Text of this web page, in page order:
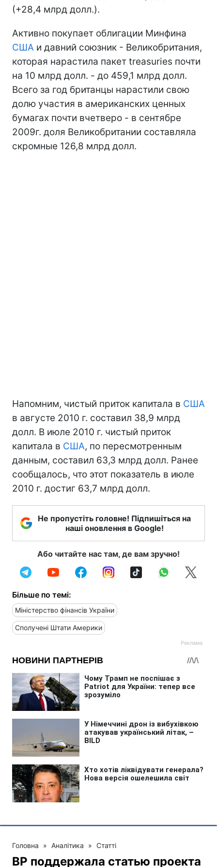
(+28,4 млрд долл.).
Активно покупает облигации Минфина
США и давний союзник - Великобритания,
которая нарастила пакет treasuries почти
на 10 млрд долл. - до 459,1 млрд долл.
Всего за год британцы нарастили свою
долю участия в американских ценных
бумагах почти вчетверо - в сентябре
2009г. доля Великобритании составляла
скромные 126,8 млрд долл.
Напомним, чистый приток капитала в США
в августе 2010 г. составил 38,9 млрд
долл. В июле 2010 г. чистый приток
капитала в США, по пересмотренным
данным, составил 63,3 млрд долл. Ранее
сообщалось, что этот показатель в июле
2010 г. достиг 63,7 млрд долл.
Не пропустіть головне! Підпишіться на
наші оновлення в Google!
Або читайте нас там, де вам зручно!
Більше по темі:
Міністерство фінансів України
Сполучені Штати Америки
Головна » Аналітика » Статті
ВР поддержала статью проекта